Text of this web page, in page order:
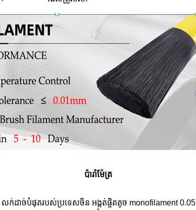
ប៉ារ៉ាម៉ែត្រ
លក់ដាច់បំផុតរបស់ប្រទេសចិន អង្កត់ផ្ចិតតូច monofilament 0.05